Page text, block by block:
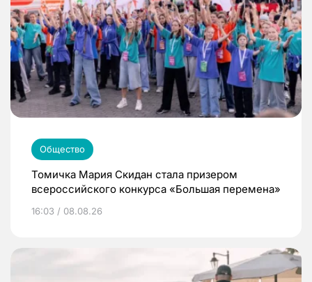
Общество
Томичка Мария Скидан стала призером
всероссийского конкурса «Большая перемена»
16:03 / 08.08.26